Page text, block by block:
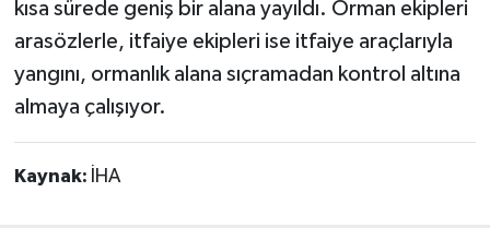
kısa sürede geniş bir alana yayıldı. Orman ekipleri
arasözlerle, itfaiye ekipleri ise itfaiye araçlarıyla
yangını, ormanlık alana sıçramadan kontrol altına
almaya çalışıyor.
Kaynak: İHA